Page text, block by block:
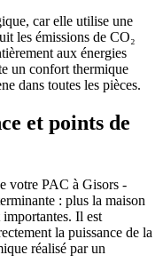
car elle utilise une
les émissions de CO₂
aux énergies
un confort thermique
dans toutes les pièces.​
et points de
votre PAC à Gisors -
: plus la maison
importantes. Il est
la puissance de la
réalisé par un